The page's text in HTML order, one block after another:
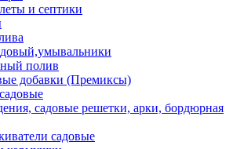
и септики
полив
добавки (Премиксы)
садовые решетки, арки, бордюрная
садовые